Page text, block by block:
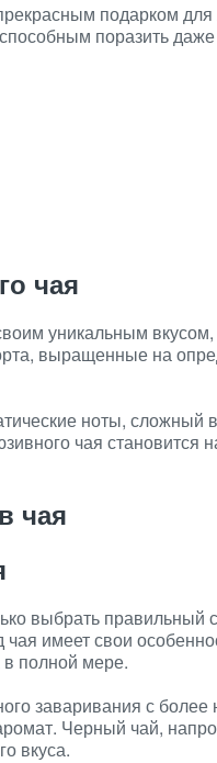
подарком
поразить
чая
уникальным
выращенные на
ноты, сложный
чая
чая
выбрать правильный
имеет свои
в полной мере.
заваривания с более
Черный чай,
вкуса.